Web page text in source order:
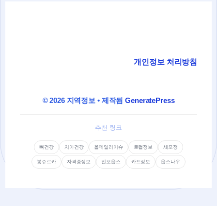
개인정보 처리방침
© 2026 지역정보 • 제작됨GeneratePress
추천 링크
뼈건강 치아건강 올데일리이슈 로컬정보 세모정
봉쥬르카 자격증정보 인포웁스 카드정보 웁스나우